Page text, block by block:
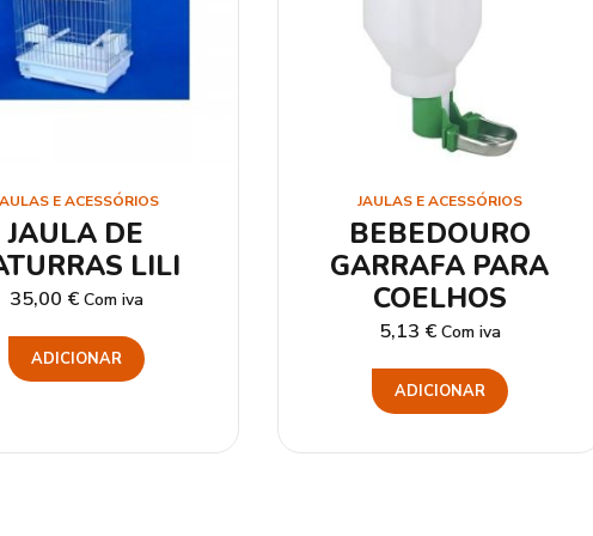
E ACESSÓRIOS
JAULA DE
LILI
35,00 € Com iva
ADICIONAR
JAULAS E ACESSÓRIOS
BEBEDOURO
GARRAFA PARA
COELHOS
5,13 € Com iva
ADICIONAR